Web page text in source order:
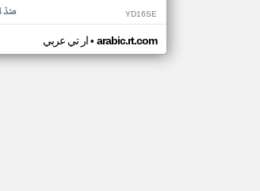
منذ ٦ أشهر YD16SE
ار تي عربي• arabic.rt.com